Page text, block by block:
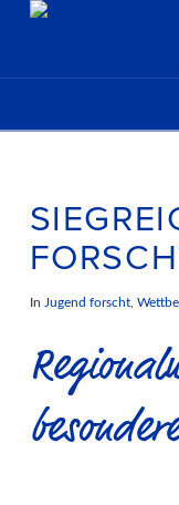
In Jugend forscht,